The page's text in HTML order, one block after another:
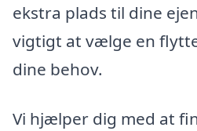
ekstra plads til dine
vigtigt at vælge en
dine behov.
Vi hjælper dig med at